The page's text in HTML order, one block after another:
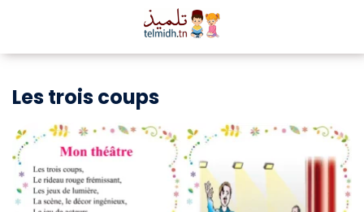
Les trois coups